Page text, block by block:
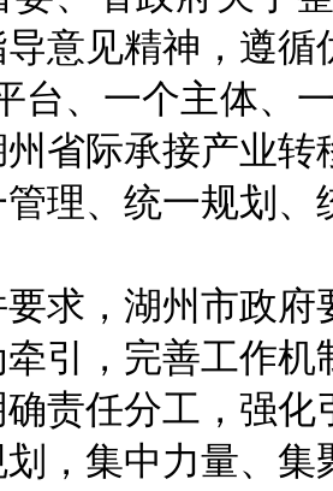
导意见精神，遵
台、一个主体、
省际承接产业
理、统一规划
，湖州市政府
引，完善工作
责任分工，强
，集中力量、